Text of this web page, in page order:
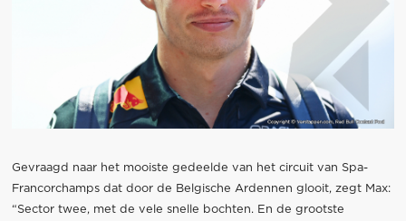
Gevraagd naar het mooiste gedeelde van het circuit van Spa-
Francorchamps dat door de Belgische Ardennen glooit, zegt Max:
“Sector twee, met de vele snelle bochten. En de grootste